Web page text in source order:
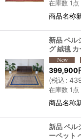
在庫数 1点
商品名称
新品 ペル
グ 絨毯
399,900
(税込:
在庫数 1点
商品名称
新品 ペル
ーペット